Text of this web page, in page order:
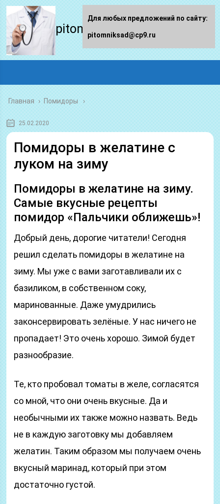
pitomniksad.ru
Главная › Помидоры
25.02.2020
Помидоры в желатине с
луком на зиму
Помидоры в желатине на зиму.
Самые вкусные рецепты
помидор «Пальчики оближешь»!
Добрый день, дорогие читатели! Сегодня
решил сделать помидоры в желатине на
зиму. Мы уже с вами заготавливали их с
базиликом, в собственном соку,
маринованные. Даже умудрились
законсервировать зелёные. У нас ничего не
пропадает! Это очень хорошо. Зимой будет
разнообразие.
Те, кто пробовал томаты в желе, согласятся
со мной, что они очень вкусные. Да и
необычными их также можно назвать. Ведь
не в каждую заготовку мы добавляем
желатин. Таким образом мы получаем очень
вкусный маринад, который при этом
достаточно густой.
Для любых предложений по сайту:
pitomniksad@cp9.ru